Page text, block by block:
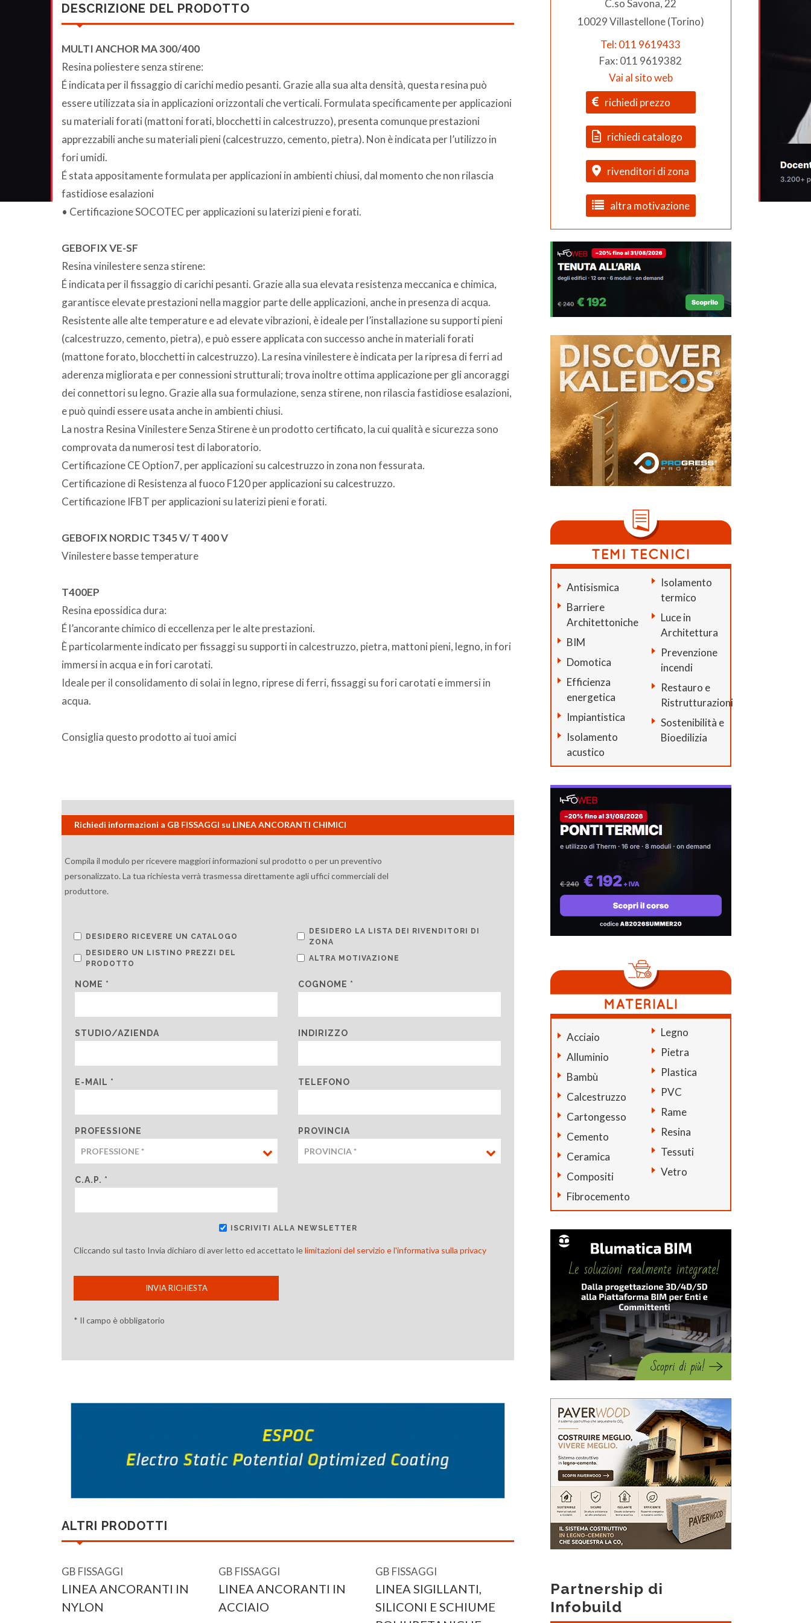
DESCRIZIONE DEL PRODOTTO
MULTI ANCHOR MA 300/400
Resina poliestere senza stirene:
É indicata per il fissaggio di carichi medio pesanti. Grazie alla sua alta densità, questa resina può
essere utilizzata sia in applicazioni orizzontali che verticali. Formulata specificamente per applicazioni
su materiali forati (mattoni forati, blocchetti in calcestruzzo), presenta comunque prestazioni
apprezzabili anche su materiali pieni (calcestruzzo, cemento, pietra). Non è indicata per l’utilizzo in
fori umidi.
É stata appositamente formulata per applicazioni in ambienti chiusi, dal momento che non rilascia
fastidiose esalazioni
• Certificazione SOCOTEC per applicazioni su laterizi pieni e forati.
GEBOFIX VE-SF
Resina vinilestere senza stirene:
É indicata per il fissaggio di carichi pesanti. Grazie alla sua elevata resistenza meccanica e chimica,
garantisce elevate prestazioni nella maggior parte delle applicazioni, anche in presenza di acqua.
Resistente alle alte temperature e ad elevate vibrazioni, è ideale per l’installazione su supporti pieni
(calcestruzzo, cemento, pietra), e può essere applicata con successo anche in materiali forati
(mattone forato, blocchetti in calcestruzzo). La resina vinilestere è indicata per la ripresa di ferri ad
aderenza migliorata e per connessioni strutturali; trova inoltre ottima applicazione per gli ancoraggi
dei connettori su legno. Grazie alla sua formulazione, senza stirene, non rilascia fastidiose esalazioni,
e può quindi essere usata anche in ambienti chiusi.
La nostra Resina Vinilestere Senza Stirene è un prodotto certificato, la cui qualità e sicurezza sono
comprovata da numerosi test di laboratorio.
Certificazione CE Option7, per applicazioni su calcestruzzo in zona non fessurata.
Certificazione di Resistenza al fuoco F120 per applicazioni su calcestruzzo.
Certificazione IFBT per applicazioni su laterizi pieni e forati.
GEBOFIX NORDIC T345 V/ T 400 V
Vinilestere basse temperature
T400EP
Resina epossidica dura:
É l’ancorante chimico di eccellenza per le alte prestazioni.
È particolarmente indicato per fissaggi su supporti in calcestruzzo, pietra, mattoni pieni, legno, in fori
immersi in acqua e in fori carotati.
Ideale per il consolidamento di solai in legno, riprese di ferri, fissaggi su fori carotati e immersi in
acqua.
Consiglia questo prodotto ai tuoi amici
Richiedi informazioni a GB FISSAGGI su LINEA ANCORANTI CHIMICI
Compila il modulo per ricevere maggiori informazioni sul prodotto o per un preventivo
personalizzato. La tua richiesta verrà trasmessa direttamente agli uffici commerciali del
produttore.
DESIDERO RICEVERE UN CATALOGO
DESIDERO LA LISTA DEI RIVENDITORI DI
ZONA
DESIDERO UN LISTINO PREZZI DEL
PRODOTTO
ALTRA MOTIVAZIONE
NOME * COGNOME *
STUDIO/AZIENDA INDIRIZZO
E-MAIL * TELEFONO
PROFESSIONE PROVINCIA
C.A.P. *
ISCRIVITI ALLA NEWSLETTER
Cliccando sul tasto Invia dichiaro di aver letto ed accettato lelimitazioni del servizio e l'informativa sulla privacy
INVIA RICHIESTA
* Il campo è obbligatorio
ALTRI PRODOTTI
GB FISSAGGI
LINEA ANCORANTI IN
NYLON
GB FISSAGGI
LINEA ANCORANTI IN
ACCIAIO
GB FISSAGGI
LINEA SIGILLANTI,
SILICONI E SCHIUME
C.so Savona, 22
10029 Villastellone (Torino)
Tel: 011 9619433
Fax: 011 9619382
Vai al sito web
richiedi prezzo
richiedi catalogo
rivenditori di zona
altra motivazione
Antisismica
Barriere
Architettoniche
BIM
Domotica
Efficienza
energetica
Impiantistica
Isolamento
acustico
Isolamento
termico
Luce in
Architettura
Prevenzione
incendi
Restauro e
Ristrutturazioni
Sostenibilità e
Bioedilizia
Acciaio
Alluminio
Bambù
Calcestruzzo
Cartongesso
Cemento
Ceramica
Compositi
Fibrocemento
Legno
Pietra
Plastica
PVC
Rame
Resina
Tessuti
Vetro
Partnership di
Infobuild